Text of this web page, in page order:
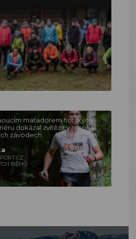
matadorem horských
dokázal zvítězit v mnoha
závodech.
BĚHŮ